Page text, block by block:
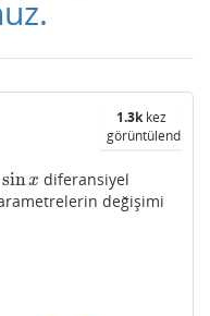
1.3kkez
görüntülendi
sinx diferansiyel
değişimi